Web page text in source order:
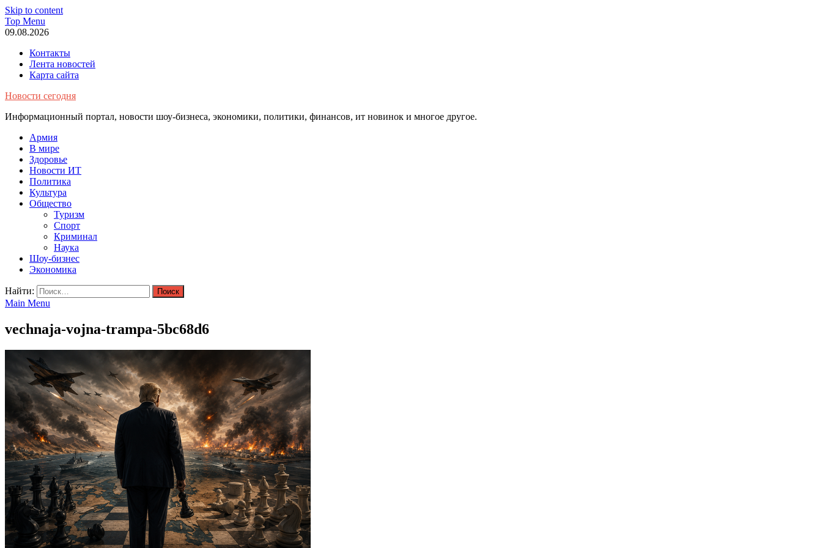
Skip to content
Top Menu
09.08.2026
Контакты
Лента новостей
Карта сайта
Новости сегодня
Информационный портал, новости шоу-бизнеса, экономики, политики, финансов, ит новинок и многое другое.
Армия
В мире
Здоровье
Новости ИТ
Политика
Культура
Общество
Туризм
Спорт
Криминал
Наука
Шоу-бизнес
Экономика
Найти:
Main Menu
vechnaja-vojna-trampa-5bc68d6